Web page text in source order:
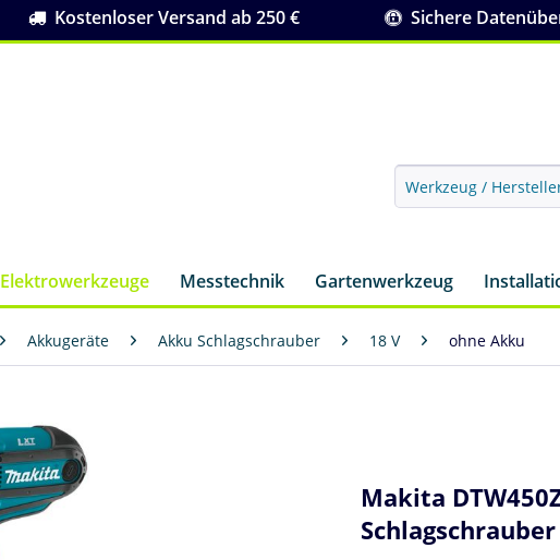
Kostenloser Versand ab 250 € Sichere
Elektrowerkzeuge Messtechnik Gartenwerkzeug
Akkugeräte Akku Schlagschrauber 18 V ohne Akku
Makita
Schlagschrauber